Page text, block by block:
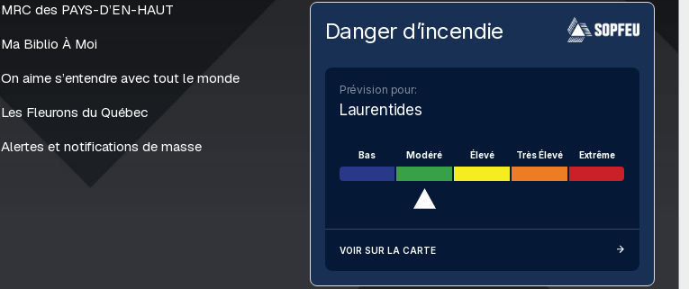
MRC des PAYS-D’EN-HAUT
Ma Biblio À Moi
On aime s’entendre avec tout le monde
Les Fleurons du Québec
Alertes et notifications de masse
Danger d’incendie
Prévision pour:
Laurentides
Bas Modéré Élevé Très Élevé Extrême
VOIR SUR LA CARTE